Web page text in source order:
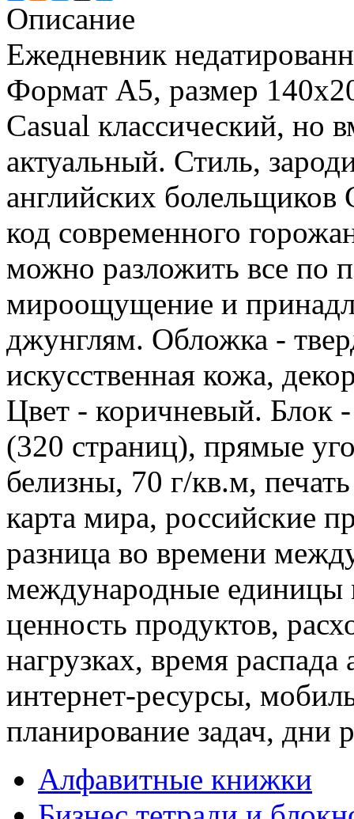
Описание
Ежедневник
Формат А5, размер
Casual классический, но
актуальный. Стиль,
английских болельщиков
код современного
можно разложить все по
мироощущение и
джунглям. Обложка -
искусственная кожа,
Цвет - коричневый. Блок
(320 страниц), прямые
белизны, 70 г/кв.м,
карта мира, российские
разница во времени
международные единицы
ценность продуктов,
нагрузках, время
интернет-ресурсы,
планирование задач,
Алфавитные книжки